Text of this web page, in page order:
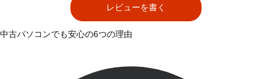
レビューを書く
中古パソコンでも安心の6つの理由